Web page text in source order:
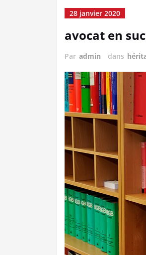
28 janvier 2020
avocat en
Par admin dans